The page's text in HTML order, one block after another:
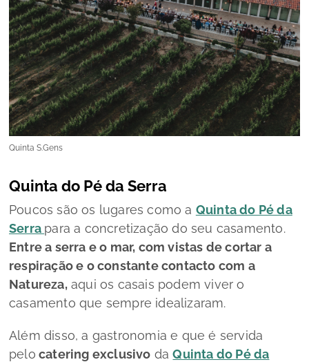
Quinta S.Gens
Quinta do Pé da Serra
Poucos são os lugares como a Quinta do Pé da
Serra para a concretização do seu casamento.
Entre a serra e o mar, com vistas de cortar a
respiração e o constante contacto com a
Natureza,aqui os casais podem viver o
casamento que sempre idealizaram.
Além disso, a gastronomia e que é servida
pelo catering exclusivo daQuinta do Pé da